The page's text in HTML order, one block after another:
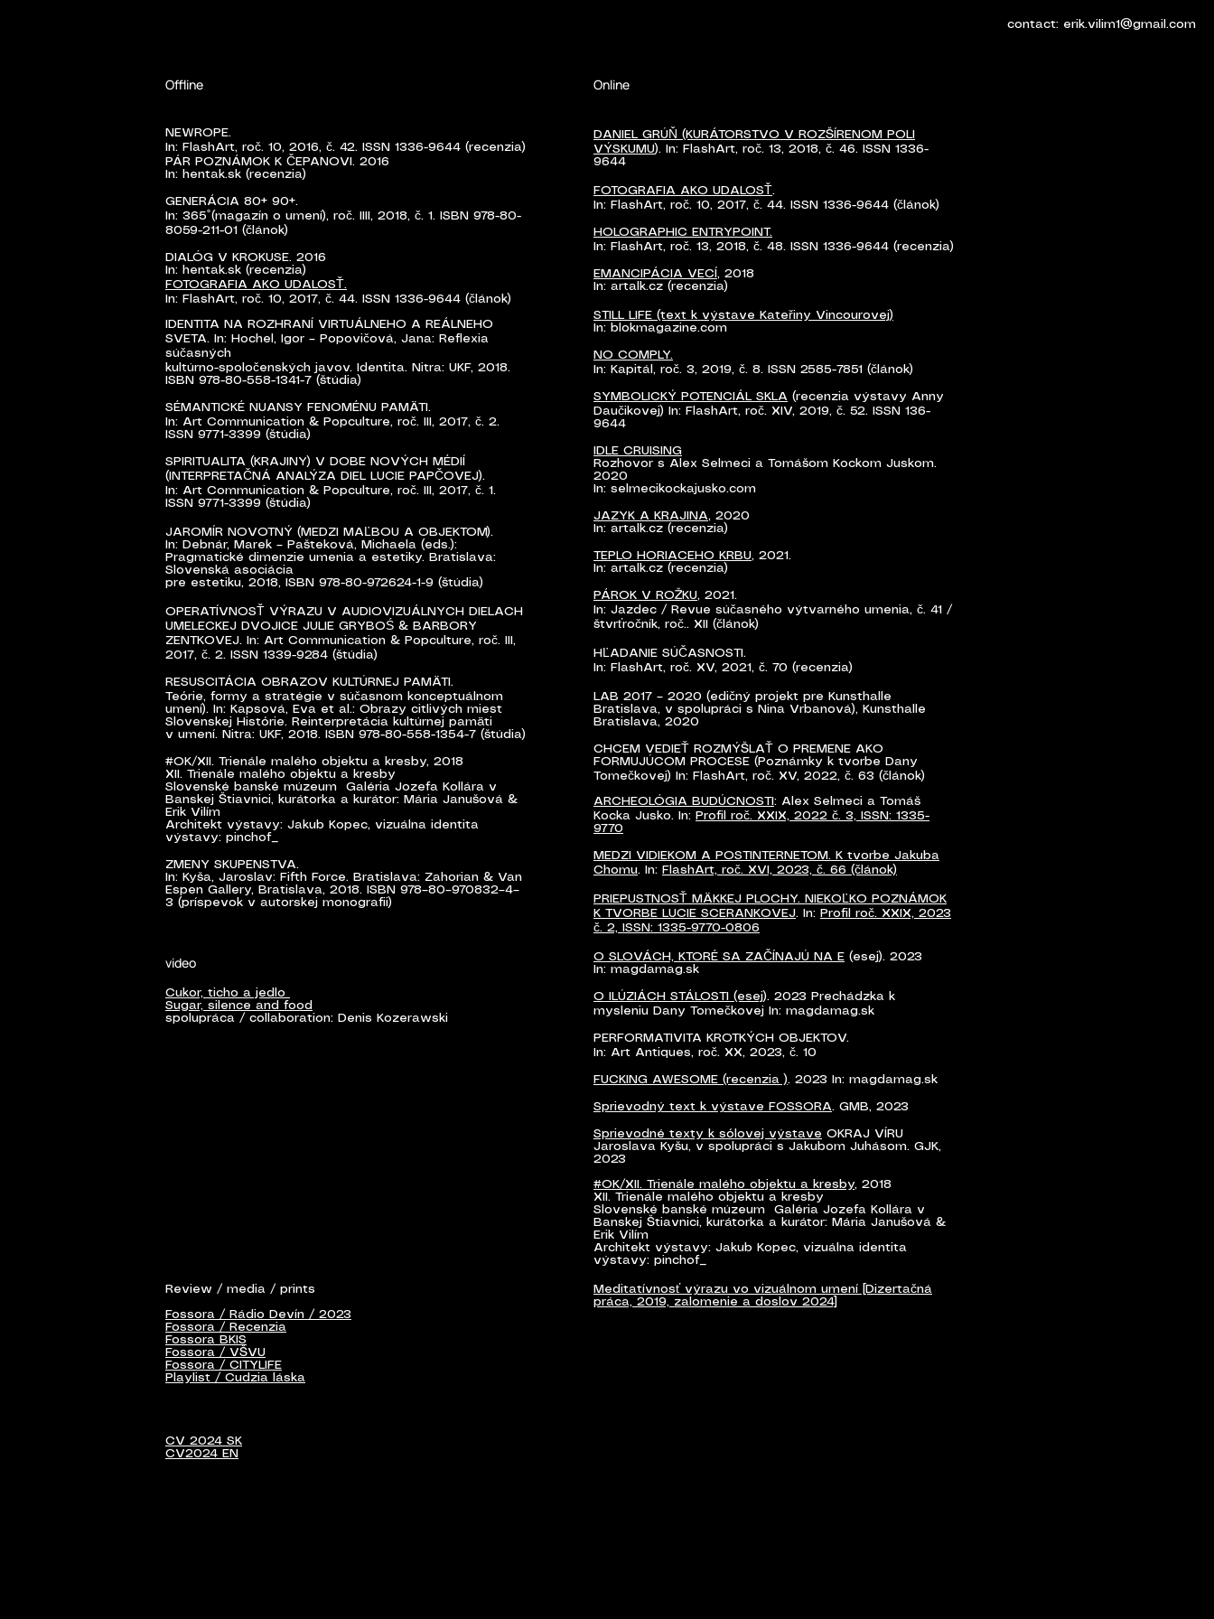
contact: erik.vilim1@gmail.com
Offline
​​NEWROPE.
In: FlashArt, roč. 10, 2016, č. 42. ISSN 1336-9644 (recenzia)
PÁR POZNÁMOK K ČEPANOVI. 2016
In: hentak.sk (recenzia)
GENERÁCIA 80+ 90+.
In: 365˚(magazín o umení), roč. IIII, 2018, č. 1. ISBN 978-80-
8059-211-01 (článok)
DIALÓG V KROKUSE. 2016
In: hentak.sk (recenzia)
FOTOGRAFIA AKO UDALOSŤ.
In: FlashArt, roč. 10, 2017, č. 44. ISSN 1336-9644 (článok)
IDENTITA NA ROZHRANÍ VIRTUÁLNEHO A REÁLNEHO
SVETA. In: Hochel, Igor – Popovičová, Jana: Reflexia
súčasných
kultúrno-spoločenských javov. Identita. Nitra: UKF, 2018.
ISBN 978-80-558-1341-7 (štúdia)
SÉMANTICKÉ NUANSY FENOMÉNU PAMÄTI.
In: Art Communication & Popculture, roč. III, 2017, č. 2.
ISSN 9771-3399 (štúdia)
SPIRITUALITA (KRAJINY) V DOBE NOVÝCH MÉDIÍ
(INTERPRETAČNÁ ANALÝZA DIEL LUCIE PAPČOVEJ).
In: Art Communication & Popculture, roč. III, 2017, č. 1.
ISSN 9771-3399 (štúdia)
JAROMÍR NOVOTNÝ (MEDZI MAĽBOU A OBJEKTOM).
In: Debnár, Marek – Pašteková, Michaela (eds.):
Pragmatické dimenzie umenia a estetiky. Bratislava:
Slovenská asociácia
pre estetiku, 2018, ISBN 978-80-972624-1-9 (štúdia)
OPERATÍVNOSŤ VÝRAZU V AUDIOVIZUÁLNYCH DIELACH
UMELECKEJ DVOJICE JULIE GRYBOŚ & BARBORY
ZENTKOVEJ. In: Art Communication & Popculture, roč. III,
2017, č. 2. ISSN 1339-9284 (štúdia)
RESUSCITÁCIA OBRAZOV KULTÚRNEJ PAMÄTI.
Teórie, formy a stratégie v súčasnom konceptuálnom
umení). In: Kapsová, Eva et al.: Obrazy citlivých miest
Slovenskej Histórie. Reinterpretácia kultúrnej pamäti
v umení. Nitra: UKF, 2018. ISBN 978-80-558-1354-7 (štúdia)
#OK/XII. Trienále malého objektu a kresby, 2018
XII. Trienále malého objektu a kresby
Slovenské banské múzeum Galéria Jozefa Kollára v
Banskej Štiavnici, kurátorka a kurátor: Mária Janušová &
Erik Vilím
Architekt výstavy: Jakub Kopec, vizuálna identita
výstavy: pinchof_
ZMENY SKUPENSTVA.
In: Kyša, Jaroslav: Fifth Force. Bratislava: Zahorian & Van
Espen Gallery, Bratislava, 2018. ISBN 978–80–970832–4–
3 (príspevok v autorskej monografii)
video
Cukor, ticho a jedlo
Sugar, silence and food
spolupráca / collaboration: Denis Kozerawski
Review / media / prints
Fossora / Rádio Devín / 2023
Fossora / Recenzia
Fossora BKIS
Fossora / VŠVU
Fossora / CITYLIFE
Playlist / Cudzia láska
Online
DANIEL GRÚŇ (KURÁTORSTVO V ROZŠÍRENOM POLI
VÝSKUMU). In: FlashArt, roč. 13, 2018, č. 46. ISSN 1336-
9644
FOTOGRAFIA AKO UDALOSŤ .
In: FlashArt, roč. 10, 2017, č. 44. ISSN 1336-9644 (článok)
HOLOGRAPHIC ENTRYPOINT.
In: FlashArt, roč. 13, 2018, č. 48. ISSN 1336-9644 (recenzia)
EMANCIPÁCIA VECÍ , 2018
In: artalk.cz (recenzia)
STILL LIFE (text k výstave Kateřiny Vincourovej)
In: blokmagazine.com
NO COMPLY.
In: Kapitál, roč. 3, 2019, č. 8. ISSN 2585-7851 (článok)
SYMBOLICKÝ POTENCIÁL SKLA (recenzia výstavy Anny
Daučikovej) In: FlashArt, roč. XIV, 2019, č. 52. ISSN 136-
9644
IDLE CRUISING
Rozhovor s Alex Selmeci a Tomášom Kockom Juskom.
2020
In: selmecikockajusko.com
JAZYK A KRAJINA, 2020
In: artalk.cz (recenzia)
TEPLO HORIACEHO KRBU, 2021.
In: artalk.cz (recenzia)
PÁROK V ROŽKU, 2021.
In: Jazdec / Revue súčasného výtvarného umenia, č. 41 /
štvrťročník, roč.. XII (článok)
HĽADANIE SÚČASNOSTI.
In: FlashArt, roč. XV, 2021, č. 70 (recenzia)
LAB 2017 – 2020 (edičný projekt pre Kunsthalle
Bratislava, v spolupráci s Nina Vrbanová), Kunsthalle
Bratislava, 2020
CHCEM VEDIEŤ ROZMÝŠLAŤ O PREMENE AKO
FORMUJÚCOM PROCESE (Poznámky k tvorbe Dany
Tomečkovej)
In: FlashArt, roč. XV, 2022, č. 63 (článok)
ARCHEOLÓGIA BUDÚCNOSTI: Alex Selmeci a Tomáš
Kocka Jusko. In: Profil roč. XXIX, 2022 č. 3, ISSN: 1335-
9770
MEDZI VIDIEKOM A POSTINTERNETOM. K tvorbe Jakuba
Chomu. In: FlashArt, roč. XVI, 2023, č. 66 (článok)
PRIEPUSTNOSŤ MÄKKEJ PLOCHY. NIEKOĽKO POZNÁMOK
K TVORBE LUCIE SCERANKOVEJ. In: Profil roč. XXIX, 2023
č. 2, ISSN: 1335-9770-0806
O SLOVÁCH, KTORÉ SA ZAČÍNAJÚ NA E (esej). 2023
In: magdamag.sk
O ILÚZIÁCH STÁLOSTI (esej). 2023 Prechádzka k
mysleniu Dany Tomečkovej In: magdamag.sk
PERFORMATIVITA KROTKÝCH OBJEKTOV.
In: Art Antiques, roč. XX, 2023, č. 10
FUCKING AWESOME (recenzia ). 2023 In: magdamag.sk
Sprievodný text k výstave FOSSORA. GMB, 2023
Sprievodné texty k sólovej výstave OKRAJ VÍRU
Jaroslava Kyšu, v spolupráci s Jakubom Juhásom. GJK,
2023
#OK/XII. Trienále malého objektu a kresby, 2018
XII. Trienále malého objektu a kresby
Slovenské banské múzeum Galéria Jozefa Kollára v
Banskej Štiavnici, kurátorka a kurátor: Mária Janušová &
Erik Vilím
Architekt výstavy: Jakub Kopec, vizuálna identita
výstavy: pinchof_
Meditatívnosť výrazu vo vizuálnom umení [Dizertačná
práca, 2019, zalomenie a doslov 2024]
CV 2024 SK
CV2024 EN